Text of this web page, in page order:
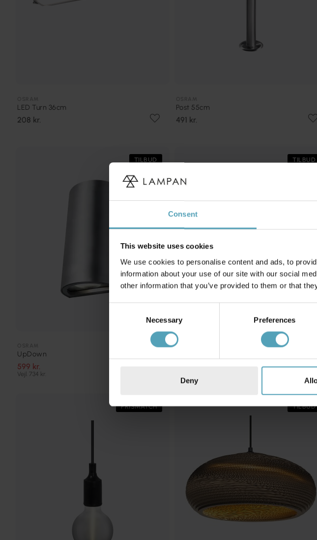
Consent
This website uses cookies
We use cookies to personalise content and ads, to
information about your use of our site with our social
other information that you’ve provided to them or that
Necessary Preferences
Deny
LED Turn 36cm
208 kr.
Post 55cm
491 kr.
TILBUD
UpDown
599 kr.
Vejl. 734 kr.
TILBUD
OSRAM
PRISMATCH TILBUD